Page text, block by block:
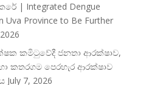
| Integrated Dengue
Uva Province to Be Further
කමිටුවේදී ජනතා ආරක්ෂාව,
කතරගම පෙරහැර ආරක්ෂාව
July 7, 2026